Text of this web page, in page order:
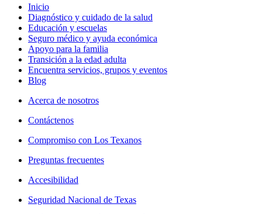
Inicio
Diagnóstico y cuidado de la salud
Educación y escuelas
Seguro médico y ayuda económica
Apoyo para la familia
Transición a la edad adulta
Encuentra servicios, grupos y eventos
Blog
Acerca de nosotros
Contáctenos
Compromiso con Los Texanos
Preguntas frecuentes
Accesibilidad
Seguridad Nacional de Texas